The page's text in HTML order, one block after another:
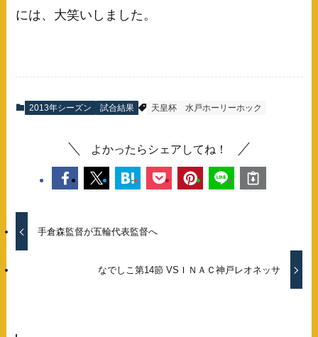
には、大笑いしました。
2013年シーズン 試合結果 天皇杯 水戸ホーリーホック
よかったらシェアしてね！
手倉森監督が五輪代表監督へ
なでしこ第14節 VSＩＮＡＣ神戸レオネッサ